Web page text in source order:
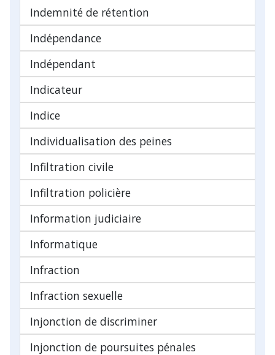
Indemnité de rétention
Indépendance
Indépendant
Indicateur
Indice
Individualisation des peines
Infiltration civile
Infiltration policière
Information judiciaire
Informatique
Infraction
Infraction sexuelle
Injonction de discriminer
Injonction de poursuites pénales